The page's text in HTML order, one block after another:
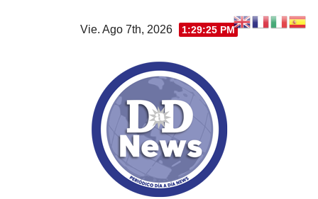
Vie. Ago 7th, 2026 1:29:26 PM